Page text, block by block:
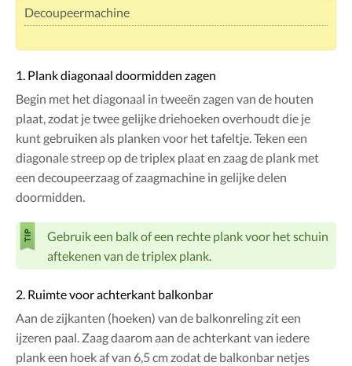
Decoupeermachine
1. Plank diagonaal doormidden zagen
Begin met het diagonaal in tweeën zagen van de houten
plaat, zodat je twee gelijke driehoeken overhoudt die je
kunt gebruiken als planken voor het tafeltje. Teken een
diagonale streep op de triplex plaat en zaag de plank met
een decoupeerzaag of zaagmachine in gelijke delen
doormidden.
Gebruik een balk of een rechte plank voor het schuin
aftekenen van de triplex plank.
2. Ruimte voor achterkant balkonbar
Aan de zijkanten (hoeken) van de balkonreling zit een
ijzeren paal. Zaag daarom aan de achterkant van iedere
plank een hoek af van 6,5 cm zodat de balkonbar netjes